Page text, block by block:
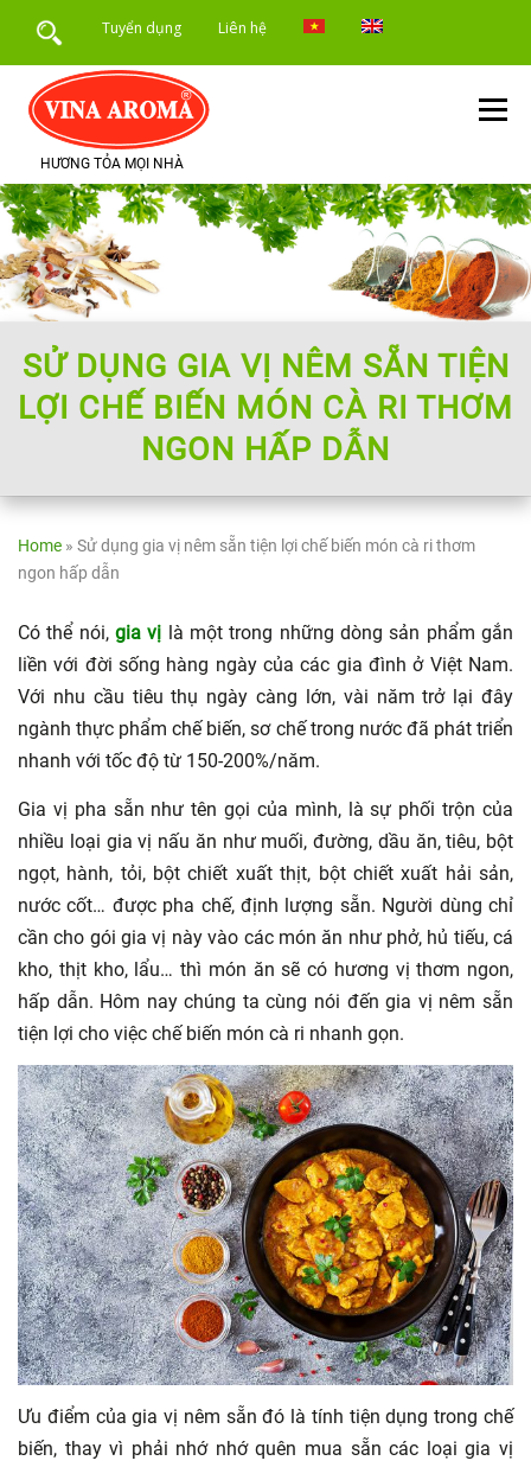
Tuyển dụng Liên hệ
HƯƠNG TỎA MỌI NHÀ
Menu
TRANG CHỦ GIỚI THIỆU SẢN PHẨM
DỊCH VỤ TIN TỨC
SỬ DỤNG GIA VỊ NÊM SẴN TIỆN
LỢI CHẾ BIẾN MÓN CÀ RI THƠM
NGON HẤP DẪN
Home » Sử dụng gia vị nêm sẵn tiện lợi chế biến món cà ri thơm
ngon hấp dẫn
Có thể nói, gia vị là một trong những dòng sản phẩm gắn
liền với đời sống hàng ngày của các gia đình ở Việt Nam.
Với nhu cầu tiêu thụ ngày càng lớn, vài năm trở lại đây
ngành thực phẩm chế biến, sơ chế trong nước đã phát triển
nhanh với tốc độ từ 150-200%/năm.
Gia vị pha sẵn như tên gọi của mình, là sự phối trộn của
nhiều loại gia vị nấu ăn như muối, đường, dầu ăn, tiêu, bột
ngọt, hành, tỏi, bột chiết xuất thịt, bột chiết xuất hải sản,
nước cốt… được pha chế, định lượng sẵn. Người dùng chỉ
cần cho gói gia vị này vào các món ăn như phở, hủ tiếu, cá
kho, thịt kho, lẩu… thì món ăn sẽ có hương vị thơm ngon,
hấp dẫn. Hôm nay chúng ta cùng nói đến gia vị nêm sẵn
tiện lợi cho việc chế biến món cà ri nhanh gọn.
Ưu điểm của gia vị nêm sẵn đó là tính tiện dụng trong chế
biến, thay vì phải nhớ nhớ quên mua sẵn các loại gia vị